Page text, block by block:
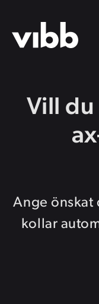
huvudinnehåll
Vill
Ange önskat
kollar